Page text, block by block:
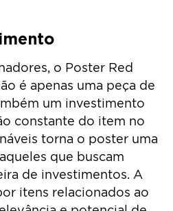
o Poster Red
é apenas uma peça de
um investimento
constante do item no
torna o poster uma
que buscam
de investimentos. A
itens relacionados ao